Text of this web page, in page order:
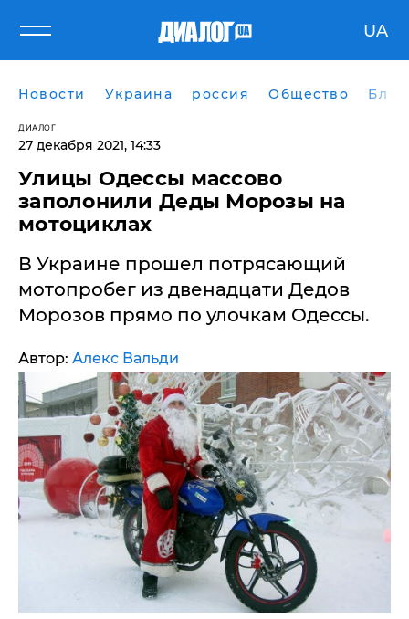
UA
Новости Украина россия Общество
ДИАЛОГ
27 декабря 2021, 14:33
Улицы Одессы массово
заполонили Деды Морозы на
мотоциклах
В Украине прошел потрясающий
мотопробег из двенадцати Дедов
Морозов прямо по улочкам Одессы.
Автор: Алекс Вальди